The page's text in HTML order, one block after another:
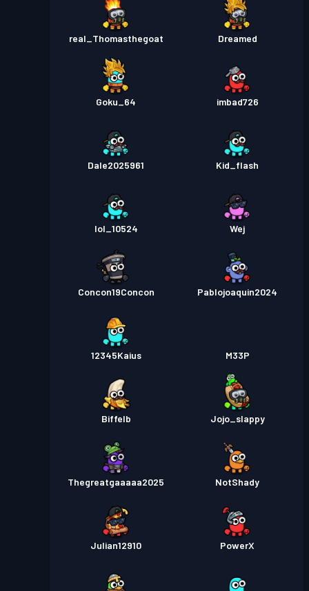
real_Thomasthegoat Dreamed
Goku_64 imbad726
Dale2025961 Kid_flash
lol_10524 Wej
Concon19Concon Pablojoaquin2024
12345Kaius M33P
Biffelb Jojo_slappy
Thegreatgaaaaa2025 NotShady
Julian12910 PowerX